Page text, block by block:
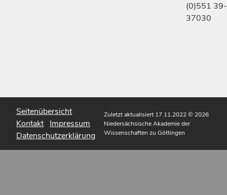
(0)551 39-
37030
Seitenübersicht
Kontakt Impressum
Datenschutzerklärung
Zuletzt aktualisiert 17.11.2022© 2026
Niedersächsische Akademie der
Wissenschaften zu Göttingen